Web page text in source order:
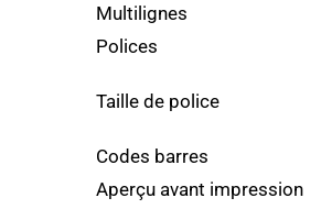
Multilignes
Polices
Taille de police
Codes barres
Aperçu avant impression